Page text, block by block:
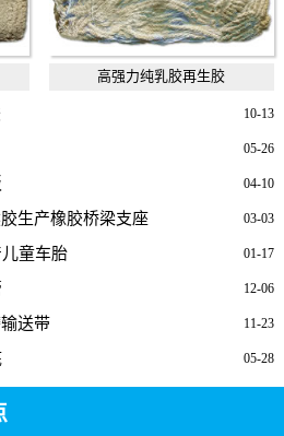
高强力纯乳胶再生胶
10-13
05-26
04-10
03-03
生产橡胶桥梁支座
01-17
童车胎
12-06
11-23
送带
05-28